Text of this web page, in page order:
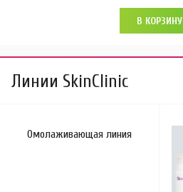
В КОРЗИНУ
Линии SkinClinic
Омолаживающая линия